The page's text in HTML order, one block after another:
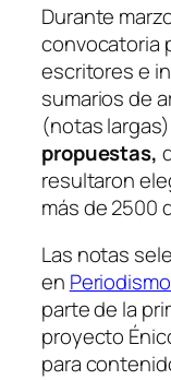
Durante
convocatoria
escritores e
sumarios de
(notas
propuestas,
resultaron
más de 2500
Las notas
en
parte de la
proyecto
para